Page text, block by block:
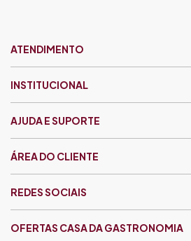
ATENDIMENTO
INSTITUCIONAL
AJUDA E SUPORTE
ÁREA DO CLIENTE
OFERTAS CASA DA GASTRONOMIA
REDES SOCIAIS